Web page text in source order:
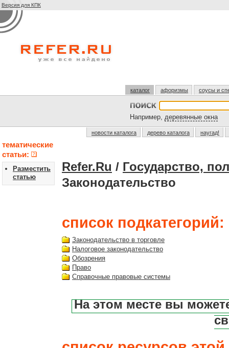
Версия для КПК
каталог афоризмы соусы и
Например, деревянные окна
новости каталога дерево каталога наугад!
тематические
статьи:
Разместить
статью
Refer.Ru / Государство,
Законодательство
список подкатегорий:
Законодательство в торговле
Налоговое законодательство
Обозрения
Право
Справочные правовые системы
На этом месте вы